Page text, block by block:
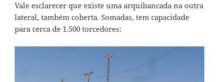
Vale esclarecer que existe uma arquibancada na outra
lateral, também coberta. Somadas, tem capacidade
para cerca de 1.500 torcedores: